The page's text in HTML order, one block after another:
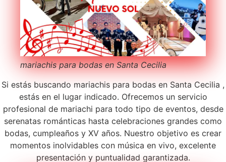
mariachis para bodas en Santa Cecilia
Si estás buscando mariachis para bodas en Santa Cecilia ,
estás en el lugar indicado. Ofrecemos un servicio
profesional de mariachi para todo tipo de eventos, desde
serenatas románticas hasta celebraciones grandes como
bodas, cumpleaños y XV años. Nuestro objetivo es crear
momentos inolvidables con música en vivo, excelente
presentación y puntualidad garantizada.